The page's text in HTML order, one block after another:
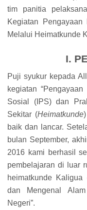
tim panitia
Kegiatan
Melalui Heimatkunde
I.
Puji syukur kepada
kegiatan
Sosial (IPS) dan
Sekitar (Heimatkunde
baik dan lancar.
bulan September,
2016 kami berhasil
pembelajaran di luar
heimatkunde Kaligua
dan Mengenal
Negeri”.